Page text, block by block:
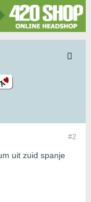
#2
uit zuid spanje